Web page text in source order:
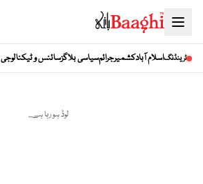
ٹرینڈنگاسلام آبادکشمیرجرائمسیاسی بلاگزسائنس و ٹیکنالوجی
لوڈ ہو رہا ہے...